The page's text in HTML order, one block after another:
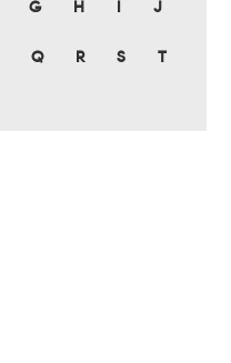
G H J
Q R S T